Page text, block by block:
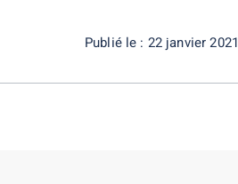
Publié le : 22 janvier 2021